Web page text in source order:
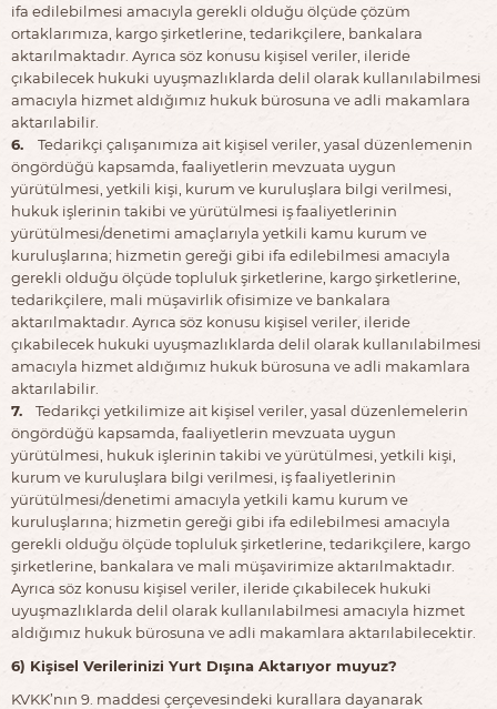
ifa edilebilmesi amacıyla gerekli olduğu ölçüde çözüm
ortaklarımıza, kargo şirketlerine, tedarikçilere, bankalara
aktarılmaktadır. Ayrıca söz konusu kişisel veriler, ileride
çıkabilecek hukuki uyuşmazlıklarda delil olarak kullanılabilmesi
amacıyla hizmet aldığımız hukuk bürosuna ve adli makamlara
aktarılabilir.
6.
Tedarikçi çalışanımıza ait kişisel veriler, yasal düzenlemenin
öngördüğü kapsamda, faaliyetlerin mevzuata uygun
yürütülmesi, yetkili kişi, kurum ve kuruluşlara bilgi verilmesi,
hukuk işlerinin takibi ve yürütülmesi iş faaliyetlerinin
yürütülmesi/denetimi amaçlarıyla yetkili kamu kurum ve
kuruluşlarına; hizmetin gereği gibi ifa edilebilmesi amacıyla
gerekli olduğu ölçüde topluluk şirketlerine, kargo şirketlerine,
tedarikçilere, mali müşavirlik ofisimize ve bankalara
aktarılmaktadır. Ayrıca söz konusu kişisel veriler, ileride
çıkabilecek hukuki uyuşmazlıklarda delil olarak kullanılabilmesi
amacıyla hizmet aldığımız hukuk bürosuna ve adli makamlara
aktarılabilir.
7. Tedarikçi yetkilimize ait kişisel veriler, yasal düzenlemelerin
öngördüğü kapsamda, faaliyetlerin mevzuata uygun
yürütülmesi, hukuk işlerinin takibi ve yürütülmesi, yetkili kişi,
kurum ve kuruluşlara bilgi verilmesi, iş faaliyetlerinin
yürütülmesi/denetimi amacıyla yetkili kamu kurum ve
kuruluşlarına; hizmetin gereği gibi ifa edilebilmesi amacıyla
gerekli olduğu ölçüde topluluk şirketlerine, tedarikçilere, kargo
şirketlerine, bankalara ve mali müşavirimize aktarılmaktadır.
Ayrıca söz konusu kişisel veriler, ileride çıkabilecek hukuki
uyuşmazlıklarda delil olarak kullanılabilmesi amacıyla hizmet
aldığımız hukuk bürosuna ve adli makamlara aktarılabilecektir.
6) Kişisel Verilerinizi Yurt Dışına Aktarıyor muyuz?
KVKK’nın 9. maddesi çerçevesindeki kurallara dayanarak